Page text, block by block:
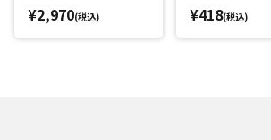
¥2,970(税込) ¥418(税込)